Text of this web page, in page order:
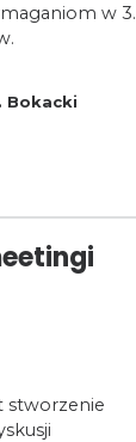
w 3.
Bokacki
stworzenie